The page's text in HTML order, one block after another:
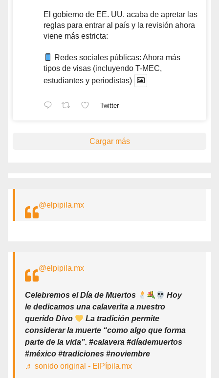
El gobierno de EE. UU. acaba de apretar las
reglas para entrar al país y la revisión ahora
viene más estricta:
Redes sociales públicas: Ahora más
tipos de visas (incluyendo T-MEC,
estudiantes y periodistas)
Twitter
Cargar más
@elpipila.mx
@elpipila.mx
Celebremos el Día de Muertos
Hoy
le dedicamos una calaverita a nuestro
querido Divo
La tradición permite
considerar la muerte “como algo que forma
parte de la vida”. #calavera #díademuertos
#méxico #tradiciones #noviembre
♬ sonido original - ElPípila.mx